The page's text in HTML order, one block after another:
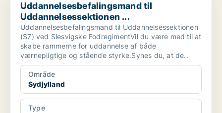
Uddannelsesbefalingsmand til
Uddannelsessektionen ...
Uddannelsesbefalingsmand til Uddannelsessektionen
(S7) ved Slesvigske FodregimentVil du være med til at
skabe rammerne for uddannelse af både
værnepligtige og stående styrke.Synes du, at de..
Område
Sydjylland
Type